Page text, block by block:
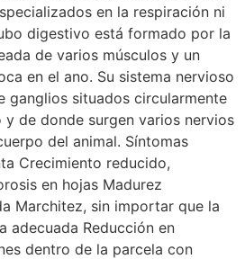
en la respiración ni
digestivo está formado por la
de varios músculos y un
en el ano. Su sistema nervioso
ganglios situados circularmente
de donde surgen varios nervios
del animal. Síntomas
Crecimiento reducido,
en hojas Madurez
Marchitez, sin importar que la
adecuada Reducción en
dentro de la parcela con